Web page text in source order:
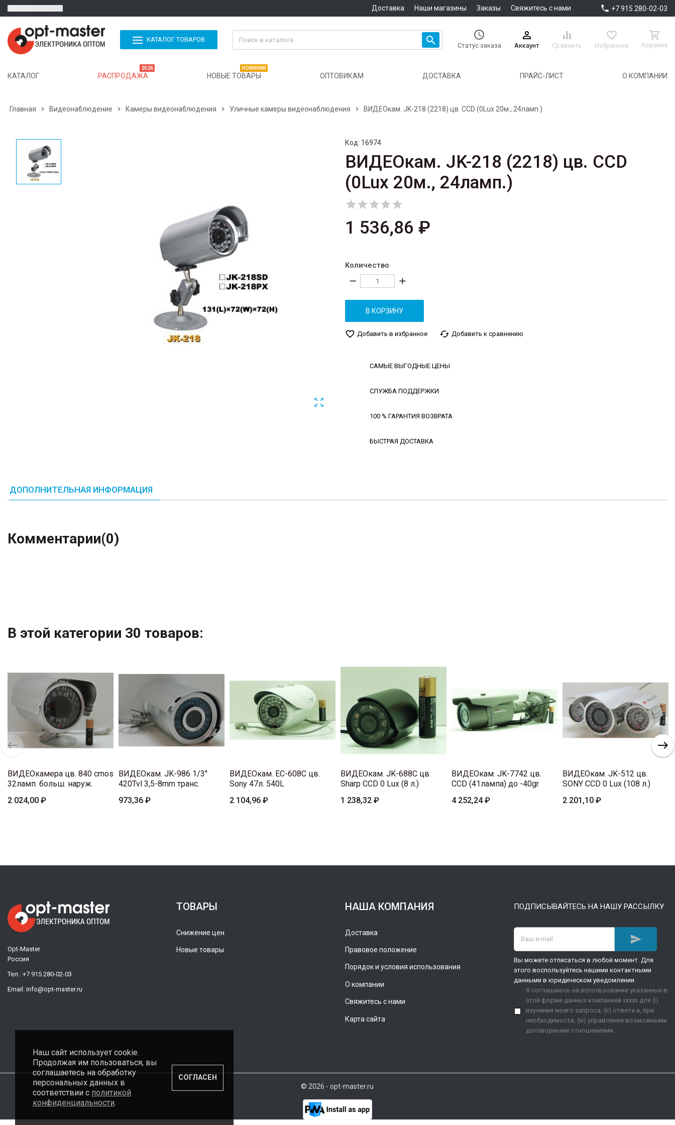
Доставка Наши магазины Заказы Свяжитесь с нами  +7 915 280-02-03
КАТАЛОГ ТОВАРОВ  
Статус заказа

Аккаунт

Сравнить

Избранное

Корзина
КАТАЛОГ РАСПРОДАЖА
2026
НОВЫЕ ТОВАРЫ
НОВИНКИ
ОПТОВИКАМ ДОСТАВКА ПРАЙС-ЛИСТ О КОМПАНИИ
Главная  Видеонаблюдение  Камеры видеонаблюдения  Уличные камеры видеонаблюдения  ВИДЕОкам. JK-218 (2218) цв. CCD (0Lux 20м., 24ламп.)

Код: 16974
ВИДЕОкам. JK-218 (2218) цв. CCD
(0Lux 20м., 24ламп.)

1 536,86 ₽
Количество
remove add
В КОРЗИНУ
favorite_border Добавить в избранное cached Добавить к сравнению
САМЫЕ ВЫГОДНЫЕ ЦЕНЫ
СЛУЖБА ПОДДЕРЖКИ
100 % ГАРАНТИЯ ВОЗВРАТА
БЫСТРАЯ ДОСТАВКА
ДОПОЛНИТЕЛЬНАЯ ИНФОРМАЦИЯ
Комментарии(0)
В этой категории 30 товаров:
ВИДЕОкамера цв. 840 cmos
32ламп. больш. наруж.
2 024,00 ₽
ВИДЕОкам. JK-986 1/3"
420Tvl 3,5-8mm транс.
973,36 ₽
ВИДЕОкам. EC-608C цв.
Sony 47л. 540L
2 104,96 ₽
ВИДЕОкам. JK-688C цв.
Sharp CCD 0 Lux (8 л.)
1 238,32 ₽
ВИДЕОкам. JK-7742 цв.
CCD (41лампа) до -40gr
4 252,24 ₽
ВИДЕОкам. JK-512 цв.
SONY CCD 0 Lux (108 л.)
2 201,10 ₽
Opt-Master
Россия
Тел.: +7 915 280-02-03
Email: info@opt-master.ru
ТОВАРЫ
Снижение цен
Новые товары
НАША КОМПАНИЯ
Доставка
Правовое положение
Порядок и условия использования
О компании
Свяжитесь с нами
Карта сайта
ПОДПИСЫВАЙТЕСЬ НА НАШУ РАССЫЛКУ

Вы можете отписаться в любой момент. Для
этого воспользуйтесь нашими контактными
данными в юридическом уведомлении.
Я соглашаюсь на использование указанных в
этой форме данных компанией xxxxx для (i)
изучения моего запроса, (ii) ответа и, при
необходимости, (iii) управления возможными
договорными отношениями.
© 2026 - opt-master.ru
Наш сайт использует cookie.
Продолжая им пользоваться, вы
соглашаетесь на обработку
персональных данных в
соответствии с политикой
конфиденциальности.
СОГЛАСЕН